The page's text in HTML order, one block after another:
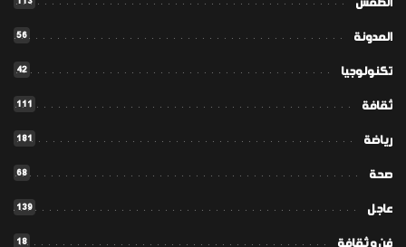
الطقس
المدونة 56
تكنولوجيا 42
ثقافة 111
رياضة 181
صحة 68
عاجل 139
فن و ثقافة 18